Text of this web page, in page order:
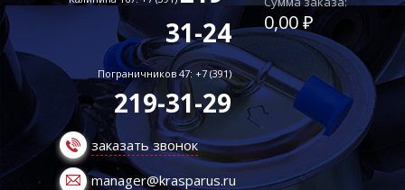
31-24
Пограничников 47: +7 (391)
219-31-29
заказать звонок
manager@krasparus.ru
0,00 ₽